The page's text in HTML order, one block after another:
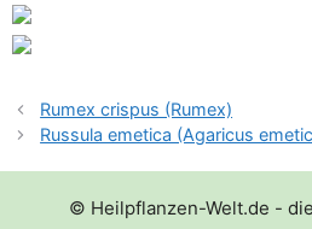
Rumex crispus (Rumex)
Russula emetica (Agaricus
© Heilpflanzen-Welt.de -